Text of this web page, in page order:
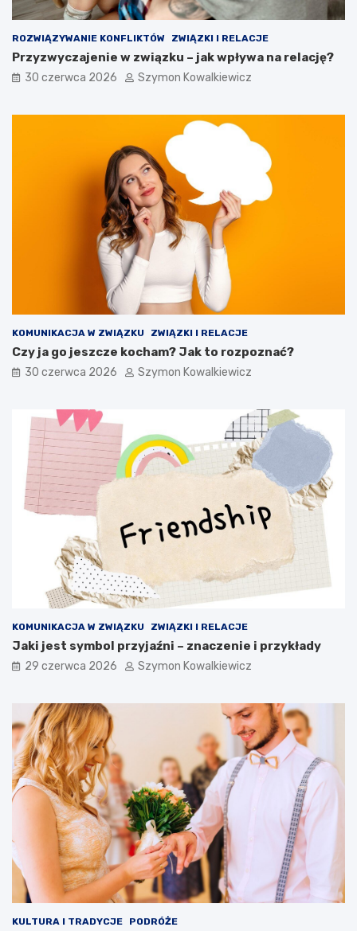
ROZWIĄZYWANIE KONFLIKTÓW ZWIĄZKI I RELACJE
Przyzwyczajenie w związku – jak wpływa na relację?
30 czerwca 2026 Szymon Kowalkiewicz
KOMUNIKACJA W ZWIĄZKU ZWIĄZKI I RELACJE
Czy ja go jeszcze kocham? Jak to rozpoznać?
30 czerwca 2026 Szymon Kowalkiewicz
KOMUNIKACJA W ZWIĄZKU ZWIĄZKI I RELACJE
Jaki jest symbol przyjaźni – znaczenie i przykłady
29 czerwca 2026 Szymon Kowalkiewicz
KULTURA I TRADYCJE PODRÓŻE